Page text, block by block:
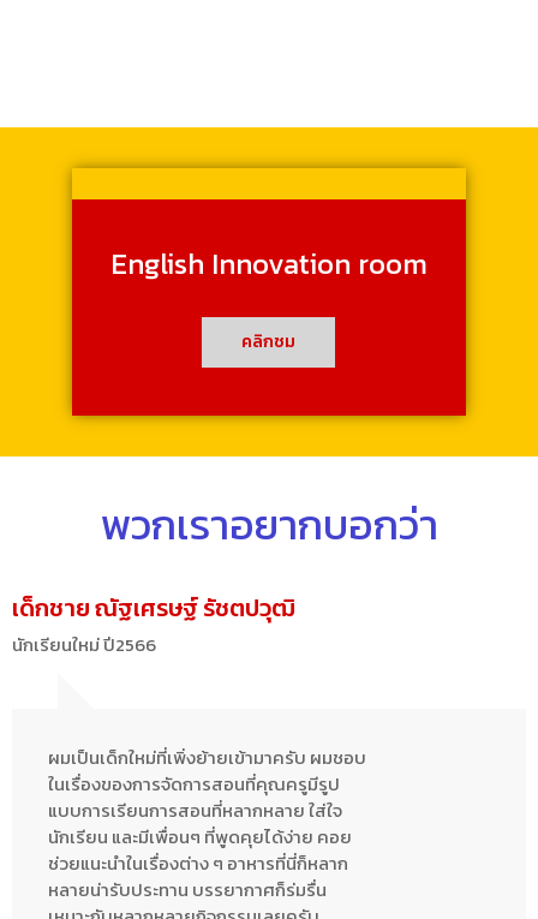
English Innovation room
คลิกชม
พวกเราอยากบอกว่า
เด็กชาย ณัฐเศรษฐ์ รัชตปวุฒิ
นักเรียนใหม่ ปี2566
ผมเป็นเด็กใหม่ที่เพิ่งย้ายเข้ามาครับ ผมชอบ
ในเรื่องของการจัดการสอนที่คุณครูมีรูป
แบบการเรียนการสอนที่หลากหลาย ใส่ใจ
นักเรียน และมีเพื่อนๆ ที่พูดคุยได้ง่าย คอย
ช่วยแนะนำในเรื่องต่าง ๆ อาหารที่นี่ก็หลาก
หลายน่ารับประทาน บรรยากาศก็ร่มรื่น